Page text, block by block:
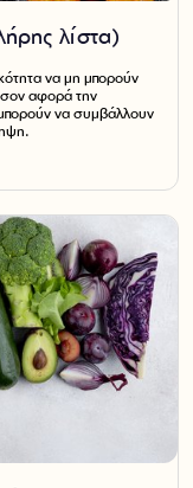
λίστα)
να μη μπορούν
αφορά την
να συμβάλλουν